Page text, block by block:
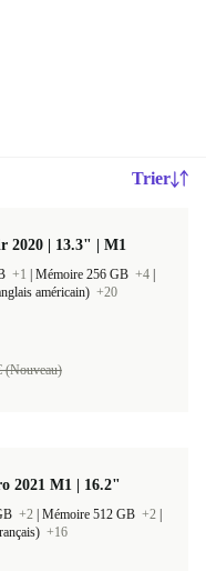
Trier
2020 | 13.3" | M1
+1 Mémoire 256 GB +4
américain) +20
(Nouveau)
2021 M1 | 16.2"
+2 Mémoire 512 GB +2
+16